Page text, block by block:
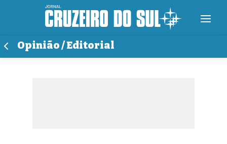
Opinião / Editorial